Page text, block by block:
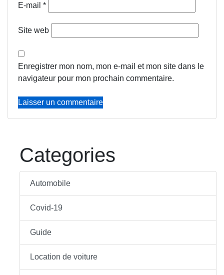
E-mail *
Site web
Enregistrer mon nom, mon e-mail et mon site dans le
navigateur pour mon prochain commentaire.
Categories
Automobile
Covid-19
Guide
Location de voiture